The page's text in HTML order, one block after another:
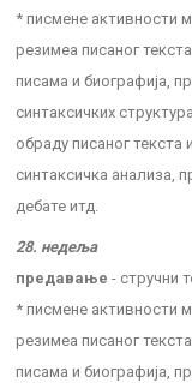
* писмене активности
резимеа писаног
писама и биографија,
синтаксичких
обраду писаног текста
синтаксичка анализа,
дебате итд.
28. недеља
предавање - стручни
* писмене активности
резимеа писаног
писама и биографија,